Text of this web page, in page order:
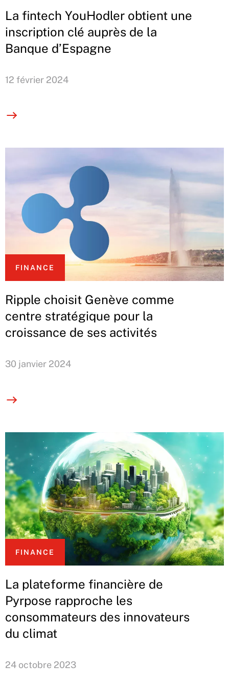
La fintech YouHodler obtient une
inscription clé auprès de la
Banque d’Espagne
12 février 2024
FINANCE
Ripple choisit Genève comme
centre stratégique pour la
croissance de ses activités
30 janvier 2024
FINANCE
La plateforme financière de
Pyrpose rapproche les
consommateurs des innovateurs
du climat
24 octobre 2023